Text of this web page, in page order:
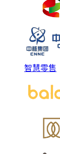
智慧零售